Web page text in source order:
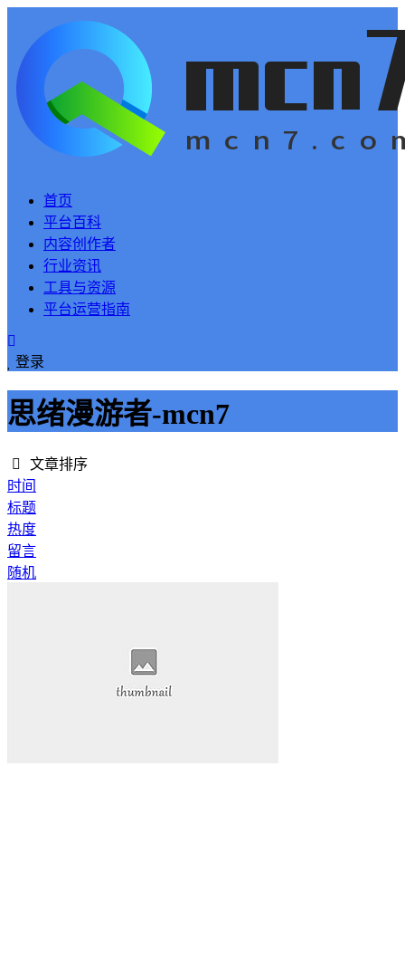
首页
平台百科
内容创作者
行业资讯
工具与资源
平台运营指南
登录
思绪漫游者-mcn7
文章排序
时间
标题
热度
留言
随机